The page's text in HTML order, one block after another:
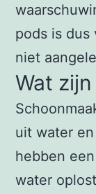
pods is dus
niet
Wat
uit water en
hebben
water